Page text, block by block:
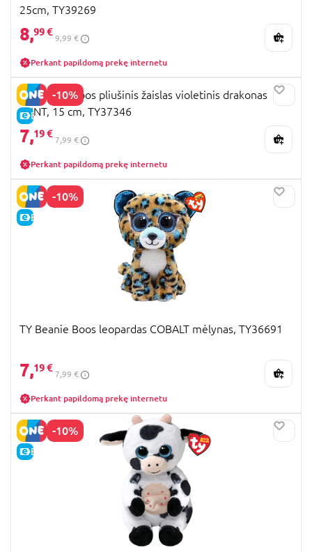
25cm, TY39269
8,99 €
9,99 €
Perkant papildomą prekę internetu
-10%
E-KAINA
TY Beanie Boos pliušinis žaislas violetinis drakonas
FLINT, 15 cm, TY37346
7,19 €
7,99 €
Perkant papildomą prekę internetu
-10%
E-KAINA
TY Beanie Boos leopardas COBALT mėlynas, TY36691
7,19 €
7,99 €
Perkant papildomą prekę internetu
-10%
E-KAINA